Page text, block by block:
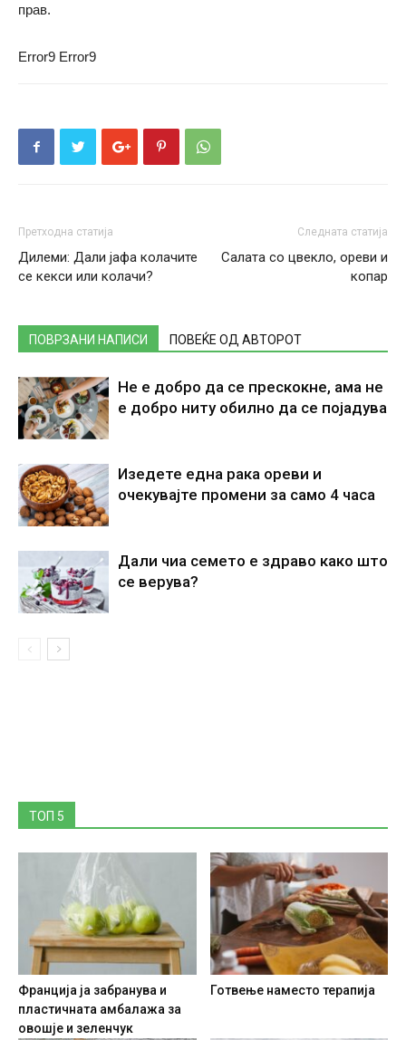
прав.
Error9 Error9
Претходна статија
Дилеми: Дали јафа колачите
се кекси или колачи?
Следната статија
Салата со цвекло, ореви и
копар
ПОВРЗАНИ НАПИСИ ПОВЕЌЕ ОД АВТОРОТ
Не е добро да се прескокне, ама не
е добро ниту обилно да се појадува
Изедете една рака ореви и
очекувајте промени за само 4 часа
Дали чиа семето е здраво како што
се верува?
ТОП 5
Франција ја забранува и
пластичната амбалажа за
овошје и зеленчук
Готвење наместо терапија